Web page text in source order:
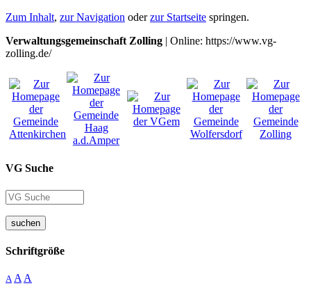
Zum Inhalt, zur Navigation oderzur Startseite springen.
Verwaltungsgemeinschaft Zolling | Online: https://www.vg-
zolling.de/
VG Suche
suchen
Schriftgröße
A A A